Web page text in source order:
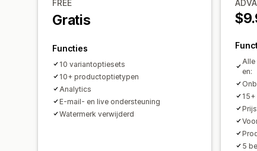
FREE
Gratis
Functies
10 variantoptiesets
10+ productoptietypen
Analytics
E-mail- en live ondersteuning
Watermerk verwijderd
en:
5